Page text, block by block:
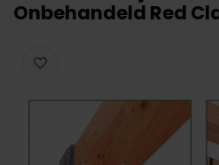
Onbehandeld Red